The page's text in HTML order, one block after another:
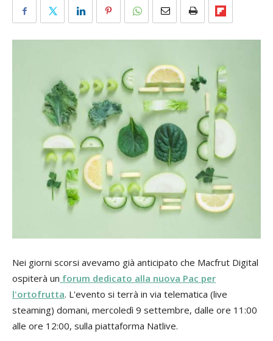
Nei giorni scorsi avevamo già anticipato che Macfrut Digital
ospiterà un forum dedicato alla nuova Pac per
l'ortofrutta. L'evento si terrà in via telematica (live
steaming) domani, mercoledì 9 settembre, dalle ore 11:00
alle ore 12:00, sulla piattaforma Natlive.